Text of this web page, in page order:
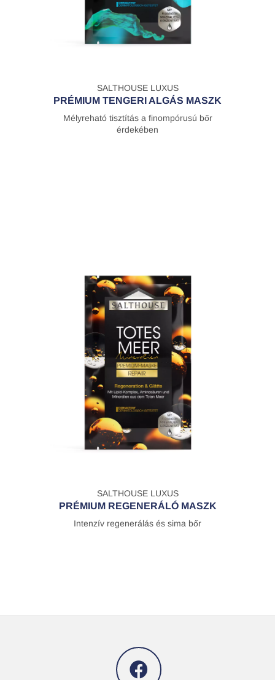
SALTHOUSE LUXUS
PRÉMIUM TENGERI ALGÁS MASZK
Mélyreható tisztítás a finompórusú bőr
érdekében
SALTHOUSE LUXUS
PRÉMIUM REGENERÁLÓ MASZK
Intenzív regenerálás és sima bőr